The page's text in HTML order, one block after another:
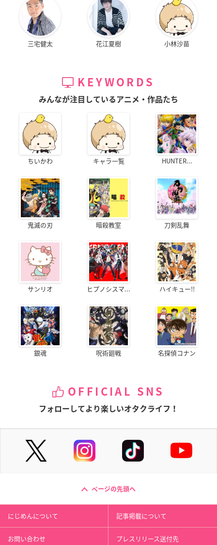
三宅健太 花江夏樹 小林沙苗
KEYWORDS
みんなが注目しているアニメ・作品たち
ちいかわ キャラ一覧 HUNTER...
鬼滅の刃 暗殺教室 刀剣乱舞
サンリオ ヒプノシスマ... ハイキュー!!
銀魂 呪術廻戦 名探偵コナン
OFFICIAL SNS
フォローしてより楽しいオタクライフ！
ページの先頭へ
にじめんについて 記事掲載について
お問い合わせ プレスリリース送付先